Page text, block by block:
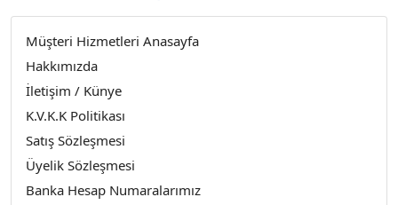
Müşteri Hizmetleri Anasayfa
Hakkımızda
İletişim / Künye
K.V.K.K Politikası
Satış Sözleşmesi
Üyelik Sözleşmesi
Banka Hesap Numaralarımız